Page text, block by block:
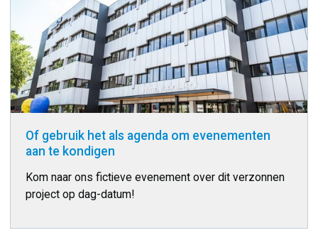
Of gebruik het als agenda om evenementen
aan te kondigen
Kom naar ons fictieve evenement over dit verzonnen
project op dag-datum!